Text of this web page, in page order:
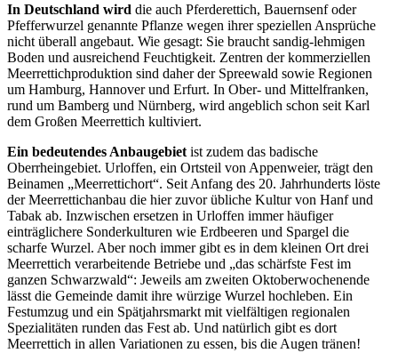
In Deutschland wird die auch Pferderettich, Bauernsenf oder
Pfefferwurzel genannte Pflanze wegen ihrer speziellen Ansprüche
nicht überall angebaut. Wie gesagt: Sie braucht sandig-lehmigen
Boden und ausreichend Feuchtigkeit. Zentren der kommerziellen
Meerrettichproduktion sind daher der Spreewald sowie Regionen
um Hamburg, Hannover und Erfurt. In Ober- und Mittelfranken,
rund um Bamberg und Nürnberg, wird angeblich schon seit Karl
dem Großen Meerrettich kultiviert.
Ein bedeutendes Anbaugebiet ist zudem das badische
Oberrheingebiet. Urloffen, ein Ortsteil von Appenweier, trägt den
Beinamen „Meerrettichort“. Seit Anfang des 20. Jahrhunderts löste
der Meerrettichanbau die hier zuvor übliche Kultur von Hanf und
Tabak ab. Inzwischen ersetzen in Urloffen immer häufiger
einträglichere Sonderkulturen wie Erdbeeren und Spargel die
scharfe Wurzel. Aber noch immer gibt es in dem kleinen Ort drei
Meerrettich verarbeitende Betriebe und „das schärfste Fest im
ganzen Schwarzwald“: Jeweils am zweiten Oktoberwochenende
lässt die Gemeinde damit ihre würzige Wurzel hochleben. Ein
Festumzug und ein Spätjahrsmarkt mit vielfältigen regionalen
Spezialitäten runden das Fest ab. Und natürlich gibt es dort
Meerrettich in allen Variationen zu essen, bis die Augen tränen!